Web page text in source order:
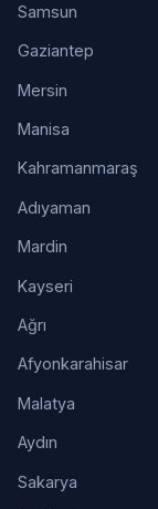
Samsun
Gaziantep
Mersin
Manisa
Kahramanmaraş
Adıyaman
Mardin
Kayseri
Ağrı
Afyonkarahisar
Malatya
Aydın
Sakarya